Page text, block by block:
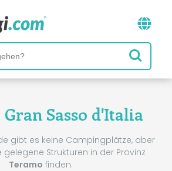
Sasso d'Italia
gibt es keine Campingplätze, aber
Strukturen in der Provinz
Teramo finden.